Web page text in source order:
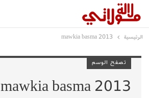
الرئيسية mawkia basma 2013
تصفح الوسم
mawkia basma 2013